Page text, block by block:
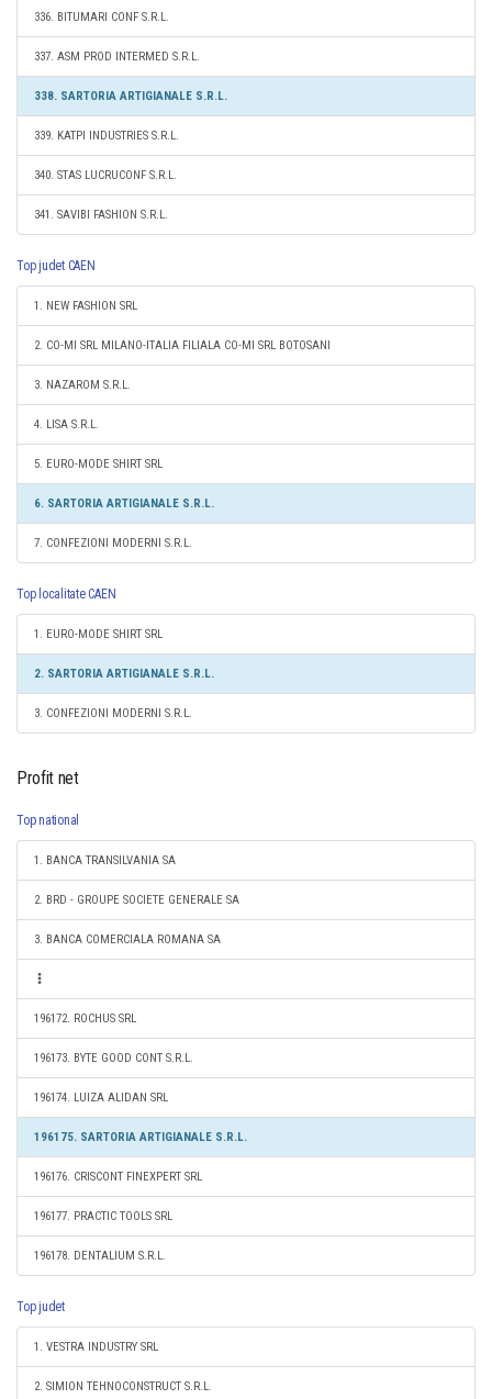
336. BITUMARI CONF S.R.L.
337. ASM PROD INTERMED S.R.L.
338. SARTORIA ARTIGIANALE S.R.L.
339. KATPI INDUSTRIES S.R.L.
340. STAS LUCRUCONF S.R.L.
341. SAVIBI FASHION S.R.L.
Top judet CAEN
1. NEW FASHION SRL
2. CO-MI SRL MILANO-ITALIA FILIALA CO-MI SRL BOTOSANI
3. NAZAROM S.R.L.
4. LISA S.R.L.
5. EURO-MODE SHIRT SRL
6. SARTORIA ARTIGIANALE S.R.L.
7. CONFEZIONI MODERNI S.R.L.
Top localitate CAEN
1. EURO-MODE SHIRT SRL
2. SARTORIA ARTIGIANALE S.R.L.
3. CONFEZIONI MODERNI S.R.L.
Profit net
Top national
1. BANCA TRANSILVANIA SA
2. BRD - GROUPE SOCIETE GENERALE SA
3. BANCA COMERCIALA ROMANA SA
196172. ROCHUS SRL
196173. BYTE GOOD CONT S.R.L.
196174. LUIZA ALIDAN SRL
196175. SARTORIA ARTIGIANALE S.R.L.
196176. CRISCONT FINEXPERT SRL
196177. PRACTIC TOOLS SRL
196178. DENTALIUM S.R.L.
Top judet
1. VESTRA INDUSTRY SRL
2. SIMION TEHNOCONSTRUCT S.R.L.